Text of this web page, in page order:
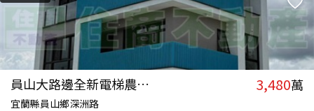
員山大路邊全新電梯農舍D033 3,480萬
宜蘭縣員山鄉深洲路